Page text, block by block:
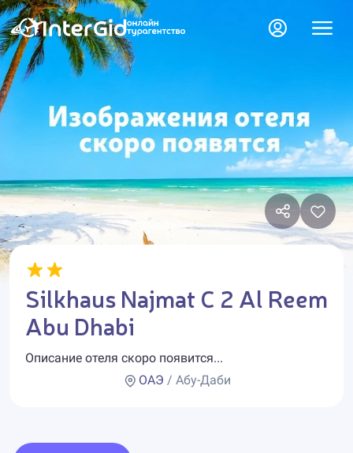
Silkhaus Najmat C 2 Al Reem
Abu Dhabi
Описание отеля скоро появится...
ОАЭ / Абу-Даби